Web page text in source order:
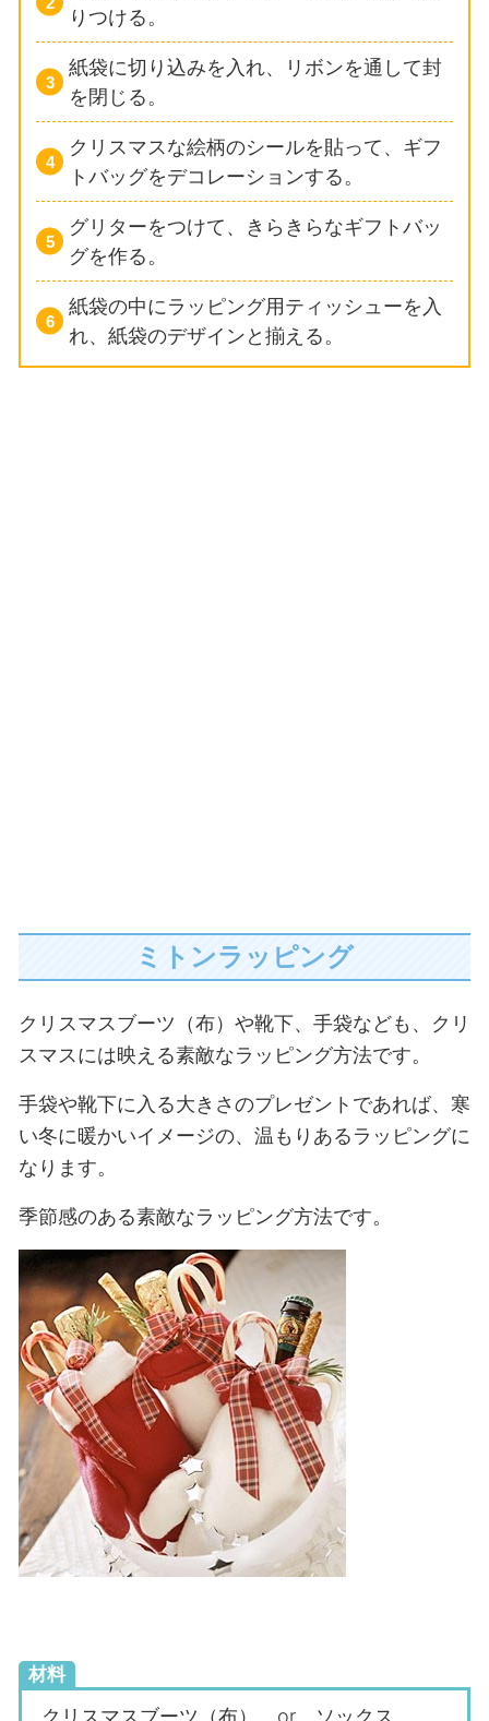
りつける。
紙袋に切り込みを入れ、リボンを通して封
を閉じる。
クリスマスな絵柄のシールを貼って、ギフ
トバッグをデコレーションする。
グリターをつけて、きらきらなギフトバッ
グを作る。
紙袋の中にラッピング用ティッシューを入
れ、紙袋のデザインと揃える。
ミトンラッピング
クリスマスブーツ（布）や靴下、手袋なども、クリ
スマスには映える素敵なラッピング方法です。
手袋や靴下に入る大きさのプレゼントであれば、寒
い冬に暖かいイメージの、温もりあるラッピングに
なります。
季節感のある素敵なラッピング方法です。
材料
クリスマスブーツ（布） or ソックス